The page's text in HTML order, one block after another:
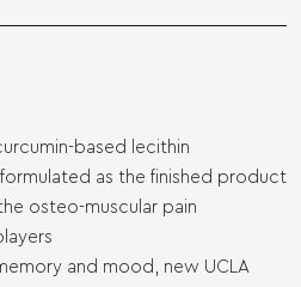
based lecithin
as the finished product
osteo-muscular pain
and mood, new UCLA